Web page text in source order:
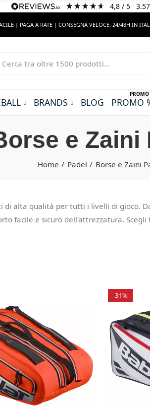
4,8/ 5
| PAGA A RATE | CONSEGNA VELOCE: 24/48H IN
BRANDS BLOG PROMO
PROMO
e Zaini
Home Padel Borse e Zaini
alta qualità per tutti i livelli di gioco.
facile e sicuro dell'attrezzatura.
-31%